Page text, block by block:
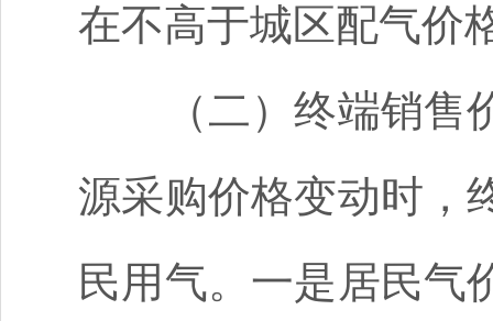
在不高于城区配气价
（二）终端销
源采购价格变动时，
民用气。一是居民气